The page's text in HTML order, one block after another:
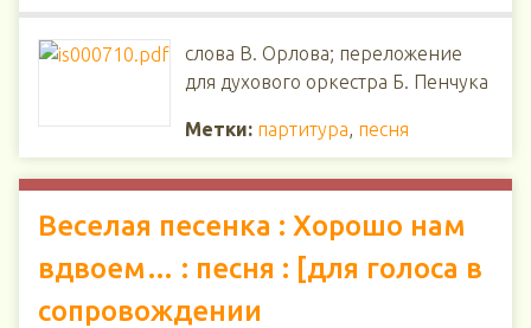
слова В. Орлова; переложение
для духового оркестра Б. Пенчука
Метки: партитура, песня
Веселая песенка : Хорошо нам
вдвоем… : песня : [для голоса в
сопровождении